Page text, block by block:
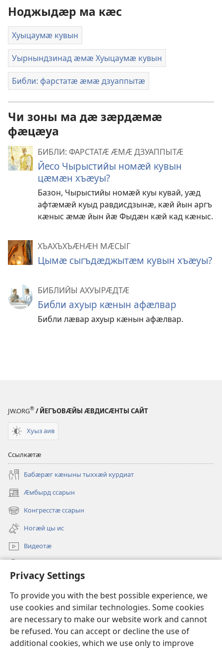
Privacy Settings
To provide you with the best possible experience, we
use cookies and similar technologies. Some cookies
are necessary to make our website work and cannot
be refused. You can accept or decline the use of
additional cookies, which we use only to improve
Ноджыдӕр ма кӕс
Хуыцаумӕ кувын
Уырнындзинад ӕмӕ Хуыцаумӕ кувын
Библи: фарстатӕ ӕмӕ дзуаппытӕ
Чи зоны ма дӕ зӕрдӕмӕ
фӕцӕуа
БИБЛИ: ФАРСТАТӔ ӔМӔ ДЗУАППЫТӔ
Йесо Чырыстийы номӕй кувын
цӕмӕн хъӕуы?
Базон, Чырыстийы номӕй куы кувай, уӕд
афтӕмӕй куыд равдисдзынӕ, кӕй йын аргъ
кӕныс ӕмӕ йын йӕ Фыдӕн кӕй кад кӕныс.
ХЪАХЪХЪӔНӔН МӔСЫГ
Цымӕ сыгъдӕджытӕм кувын хъӕуы?
БИБЛИЙЫ АХУЫРӔДТӔ
Библи ахуыр кӕнын афӕлвар
Библи лӕвар ахуыр кӕнын афӕлвар.
JW.ORG® / ЙЕГЪОВӔЙЫ ӔВДИСӔНТЫ САЙТ
Хуыз аив
Ссылкӕтӕ
Бабӕрӕг кӕныны тыххӕй курдиат
Ӕмбырд ссарын
(opens
new
window)
Конгресстӕ ссарын
(opens
new
window)
Ногӕй цы ис
Видеотӕ
(opens
window)Хъахъхъӕнӕн мӕсыджы ОНЛАЙН-БИБЛИОТЕКӔ™
(opens
new
window)JW Hub ®
(opens